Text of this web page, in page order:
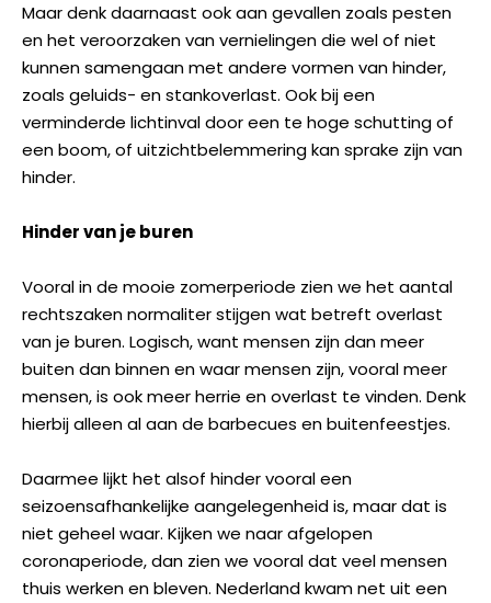
Maar denk daarnaast ook aan gevallen zoals pesten
en het veroorzaken van vernielingen die wel of niet
kunnen samengaan met andere vormen van hinder,
zoals geluids- en stankoverlast. Ook bij een
verminderde lichtinval door een te hoge schutting of
een boom, of uitzichtbelemmering kan sprake zijn van
hinder.
Hinder van je buren
Vooral in de mooie zomerperiode zien we het aantal
rechtszaken normaliter stijgen wat betreft overlast
van je buren. Logisch, want mensen zijn dan meer
buiten dan binnen en waar mensen zijn, vooral meer
mensen, is ook meer herrie en overlast te vinden. Denk
hierbij alleen al aan de barbecues en buitenfeestjes.
Daarmee lijkt het alsof hinder vooral een
seizoensafhankelijke aangelegenheid is, maar dat is
niet geheel waar. Kijken we naar afgelopen
coronaperiode, dan zien we vooral dat veel mensen
thuis werken en bleven. Nederland kwam net uit een